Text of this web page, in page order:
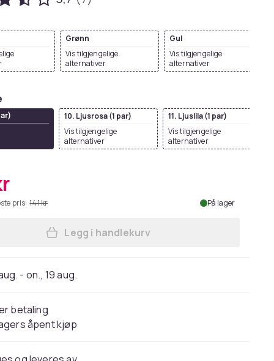
Grønn
Vis tilgjengelige
alternativer
Gul
Vis tilgjengelige
alternativer
10. Ljusrosa (1 par)
Vis tilgjengelige
alternativer
11. Ljuslila (1 par)
Vis tilgjengelige
alternativer
pris: 141 kr På lager
Legg Knytfri elastiske skolisser -
Legg i handlekurv
- on., 19 aug.
betaling
åpent kjøp